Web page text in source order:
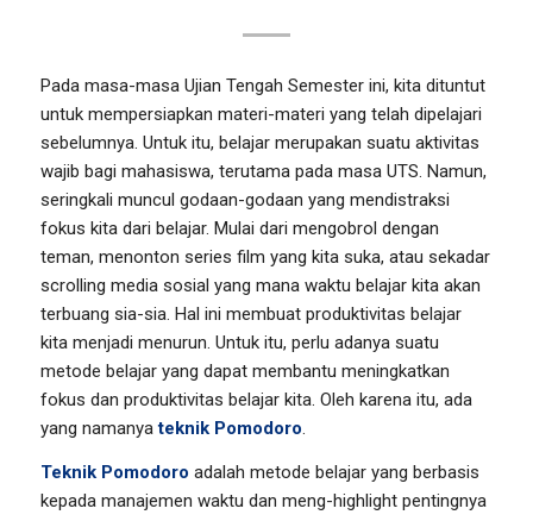
Pada masa-masa Ujian Tengah Semester ini, kita dituntut
untuk mempersiapkan materi-materi yang telah dipelajari
sebelumnya. Untuk itu, belajar merupakan suatu aktivitas
wajib bagi mahasiswa, terutama pada masa UTS. Namun,
seringkali muncul godaan-godaan yang mendistraksi
fokus kita dari belajar. Mulai dari mengobrol dengan
teman, menonton series film yang kita suka, atau sekadar
scrolling media sosial yang mana waktu belajar kita akan
terbuang sia-sia. Hal ini membuat produktivitas belajar
kita menjadi menurun. Untuk itu, perlu adanya suatu
metode belajar yang dapat membantu meningkatkan
fokus dan produktivitas belajar kita. Oleh karena itu, ada
yang namanyateknik Pomodoro.
Teknik Pomodoro adalah metode belajar yang berbasis
kepada manajemen waktu dan meng-highlight pentingnya